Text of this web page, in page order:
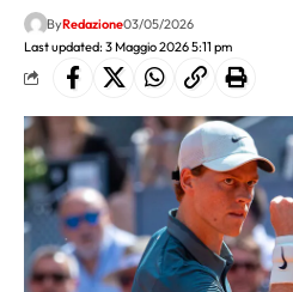
Last updated: 3 Maggio 2026 5:11 pm
ByRedazione03/05/2026